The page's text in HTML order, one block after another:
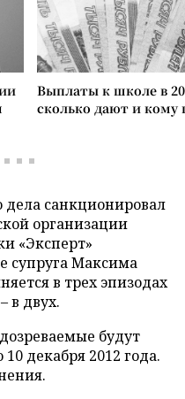
Выплаты к школе в
сколько дают и
дела санкционировал
организации
«Эксперт»
супруга Максима
в трех эпизодах
в двух.
будут
декабря 2012 года.